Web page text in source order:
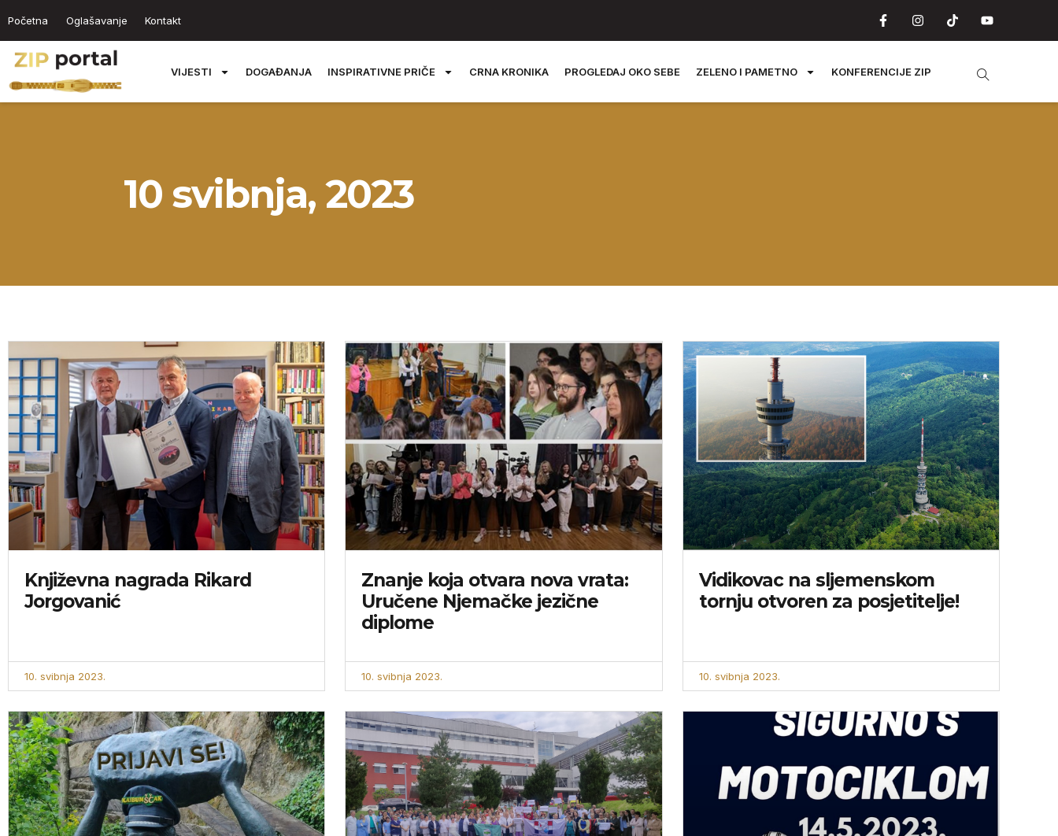
Početna Oglašavanje Kontakt
VIJESTI DOGAĐANJA INSPIRATIVNE PRIČE CRNA KRONIKA PROGLEDAJ OKO SEBE ZELENO I PAMETNO KONFERENCIJE ZIP
10 svibnja, 2023
Književna nagrada Rikard
Jorgovanić
10. svibnja 2023.
Znanje koja otvara nova vrata:
Uručene Njemačke jezične
diplome
10. svibnja 2023.
Vidikovac na sljemenskom
tornju otvoren za posjetitelje!
10. svibnja 2023.